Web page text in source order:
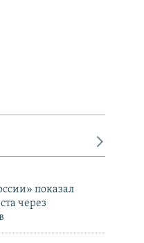
показал
через